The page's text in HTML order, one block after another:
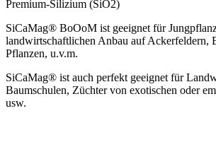
Premium-Silizium (SiO2)
SiCaMag® BoOoM ist geeignet für
landwirtschaftlichen Anbau auf Ackerfeldern,
Pflanzen, u.v.m.
SiCaMag® ist auch perfekt geeignet für
Baumschulen, Züchter von exotischen oder
usw.